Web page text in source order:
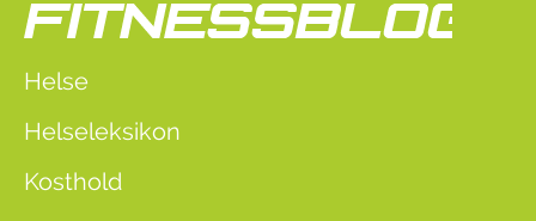
Helse
Helseleksikon
Kosthold